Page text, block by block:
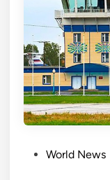
World News